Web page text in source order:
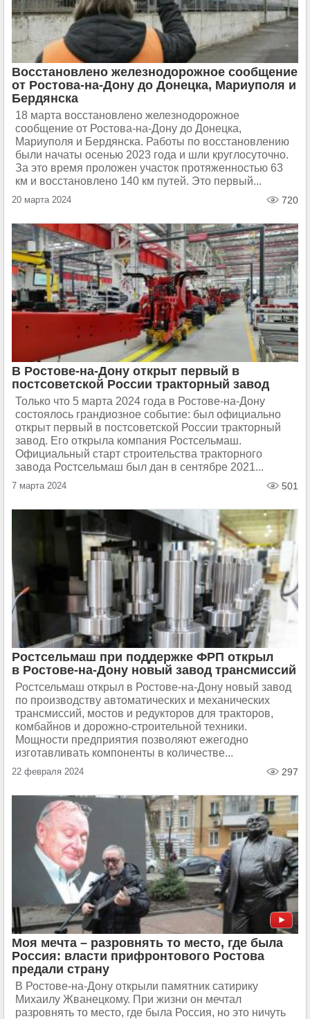
Восстановлено железнодорожное сообщение
от Ростова-на-Дону до Донецка, Мариуполя и
Бердянска
18 марта восстановлено железнодорожное
сообщение от Ростова-на-Дону до Донецка,
Мариуполя и Бердянска. Работы по восстановлению
были начаты осенью 2023 года и шли круглосуточно.
За это время проложен участок протяженностью 63
км и восстановлено 140 км путей. Это первый...
20 марта 2024 720
В Ростове-на-Дону открыт первый в
постсоветской России тракторный завод
Только что 5 марта 2024 года в Ростове-на-Дону
состоялось грандиозное событие: был официально
открыт первый в постсоветской России тракторный
завод. Его открыла компания Ростсельмаш.
Официальный старт строительства тракторного
завода Ростсельмаш был дан в сентябре 2021...
7 марта 2024 501
Ростсельмаш при поддержке ФРП открыл
в Ростове-на-Дону новый завод трансмиссий
Ростсельмаш открыл в Ростове-на-Дону новый завод
по производству автоматических и механических
трансмиссий, мостов и редукторов для тракторов,
комбайнов и дорожно-строительной техники.
Мощности предприятия позволяют ежегодно
изготавливать компоненты в количестве...
22 февраля 2024 297
Моя мечта – разровнять то место, где была
Россия: власти прифронтового Ростова
предали страну
В Ростове-на-Дону открыли памятник сатирику
Михаилу Жванецкому. При жизни он мечтал
разровнять то место, где была Россия, но это ничуть